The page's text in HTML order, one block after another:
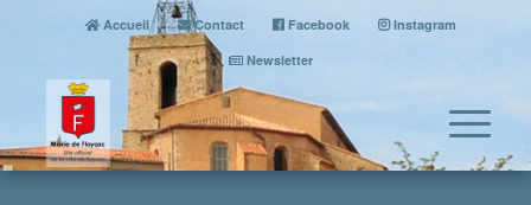
Accueil Contact Facebook
Instagram
Newsletter